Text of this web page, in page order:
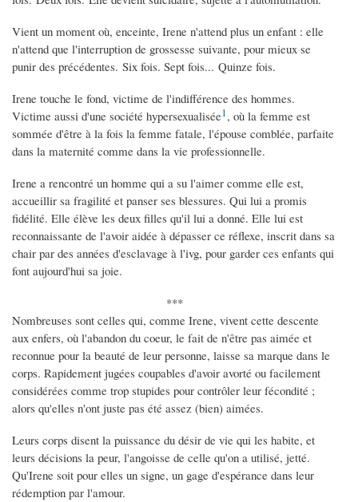
Vient un moment où, enceinte, Irene n'attend plus un enfant : elle
n'attend que l'interruption de grossesse suivante, pour mieux se
punir des précédentes. Six fois. Sept fois... Quinze fois.
Irene touche le fond, victime de l'indifférence des hommes.
Victime aussi d'une société hypersexualisée1, où la femme est
sommée d'être à la fois la femme fatale, l'épouse comblée, parfaite
dans la maternité comme dans la vie professionnelle.
Irene a rencontré un homme qui a su l'aimer comme elle est,
accueillir sa fragilité et panser ses blessures. Qui lui a promis
fidélité. Elle élève les deux filles qu'il lui a donné. Elle lui est
reconnaissante de l'avoir aidée à dépasser ce réflexe, inscrit dans sa
chair par des années d'esclavage à l'ivg, pour garder ces enfants qui
font aujourd'hui sa joie.
***
Nombreuses sont celles qui, comme Irene, vivent cette descente
aux enfers, où l'abandon du coeur, le fait de n'être pas aimée et
reconnue pour la beauté de leur personne, laisse sa marque dans le
corps. Rapidement jugées coupables d'avoir avorté ou facilement
considérées comme trop stupides pour contrôler leur fécondité ;
alors qu'elles n'ont juste pas été assez (bien) aimées.
Leurs corps disent la puissance du désir de vie qui les habite, et
leurs décisions la peur, l'angoisse de celle qu'on a utilisé, jetté.
Qu'Irene soit pour elles un signe, un gage d'espérance dans leur
rédemption par l'amour.